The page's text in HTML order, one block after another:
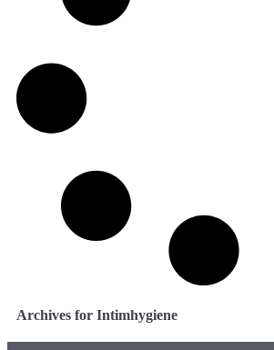
Archives for Intimhygiene